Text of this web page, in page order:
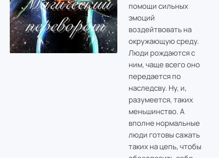
помощи сильных
эмоций
воздейтвовать на
окружающую среду.
Люди рождаются с
ним, чаще всего оно
передается по
наследсву. Ну, и,
разумеется, таких
меньшинство. А
вполне нормальные
люди готовы сажать
таких на цепь, чтобы